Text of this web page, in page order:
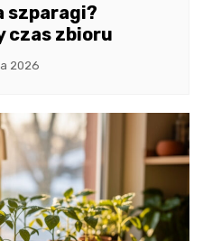
szparagi?
czas zbioru
2026